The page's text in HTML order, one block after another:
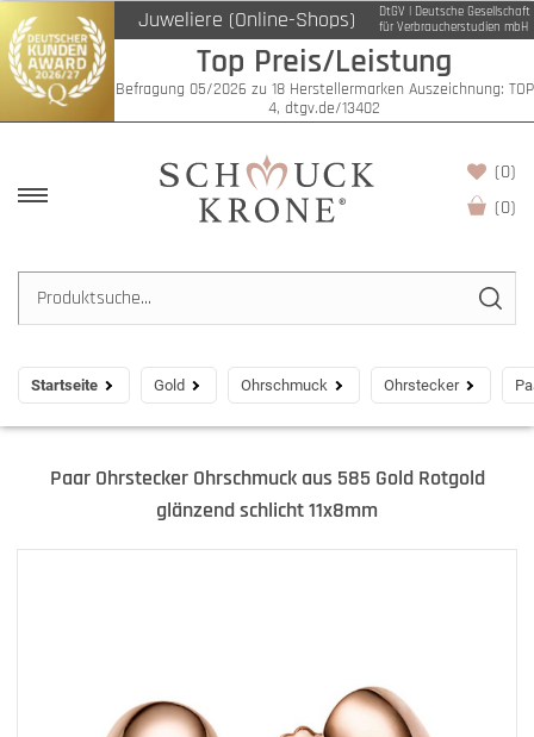
Juweliere (Online-Shops)
DtGV | Deutsche Gesellschaft
für Verbraucherstudien mbH
Top Preis/Leistung
Befragung 05/2026 zu 18 Herstellermarken Auszeichnung: TOP
4, dtgv.de/13402
(0)
(0)
Startseite Gold Ohrschmuck Ohrstecker
Paar Ohrstecker Ohrschmuck aus 585 Gold Rotgold
glänzend schlicht 11x8mm